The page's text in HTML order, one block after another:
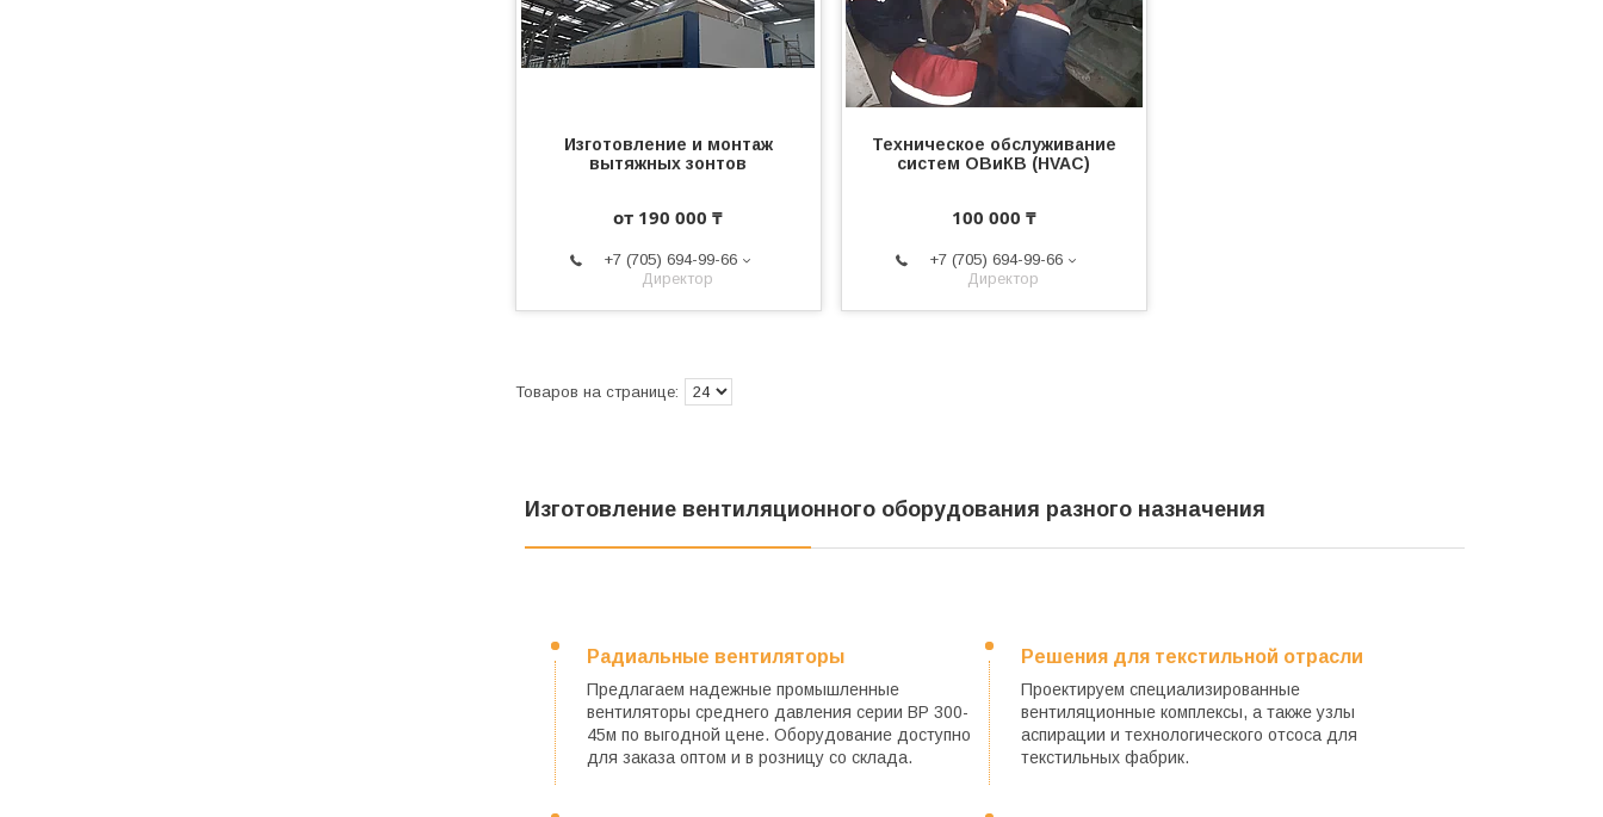
Изготовление и монтаж
вытяжных зонтов
от 190 000 ₸
+7 (705) 694-99-66
Директор
Техническое обслуживание
систем ОВиКВ (HVAC)
100 000 ₸
+7 (705) 694-99-66
Директор
Изготовление вентиляционного оборудования разного назначения
Радиальные вентиляторы
Предлагаем надежные промышленные
вентиляторы среднего давления серии ВР 300-
45м по выгодной цене. Оборудование доступно
для заказа оптом и в розницу со склада.
Решения для текстильной отрасли
Проектируем специализированные
вентиляционные комплексы, а также узлы
аспирации и технологического отсоса для
текстильных фабрик.